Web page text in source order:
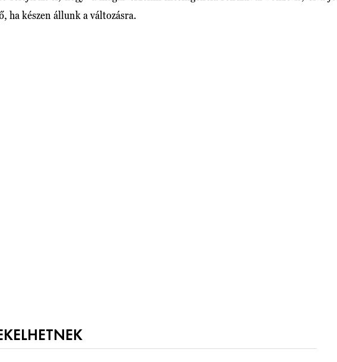
ha készen állunk a változásra.